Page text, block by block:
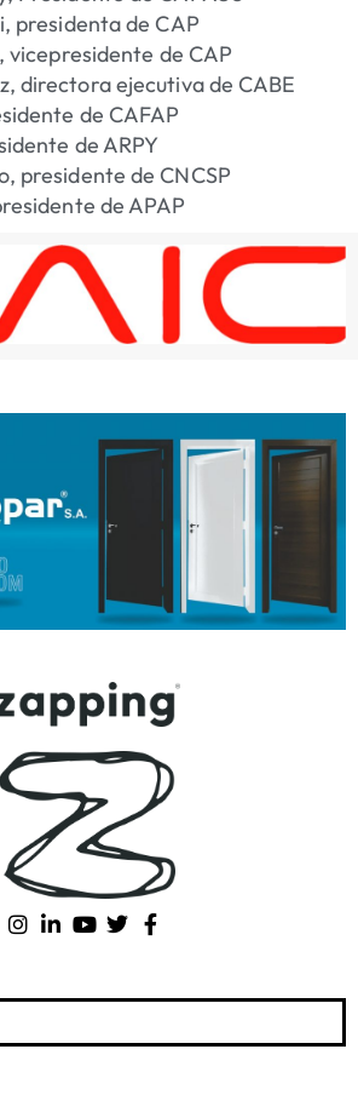
presidenta de CAP
vicepresidente de CAP
directora ejecutiva de CABE
de CAFAP
de ARPY
presidente de CNCSP
de APAP